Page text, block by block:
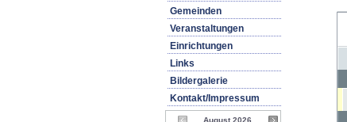
Gemeinden
Veranstaltungen
Einrichtungen
Links
Bildergalerie
Kontakt/Impressum
August 2026